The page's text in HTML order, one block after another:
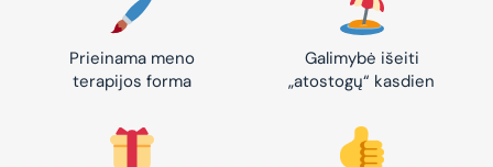
Prieinama meno
terapijos forma
Galimybė išeiti
„atostogų“ kasdien